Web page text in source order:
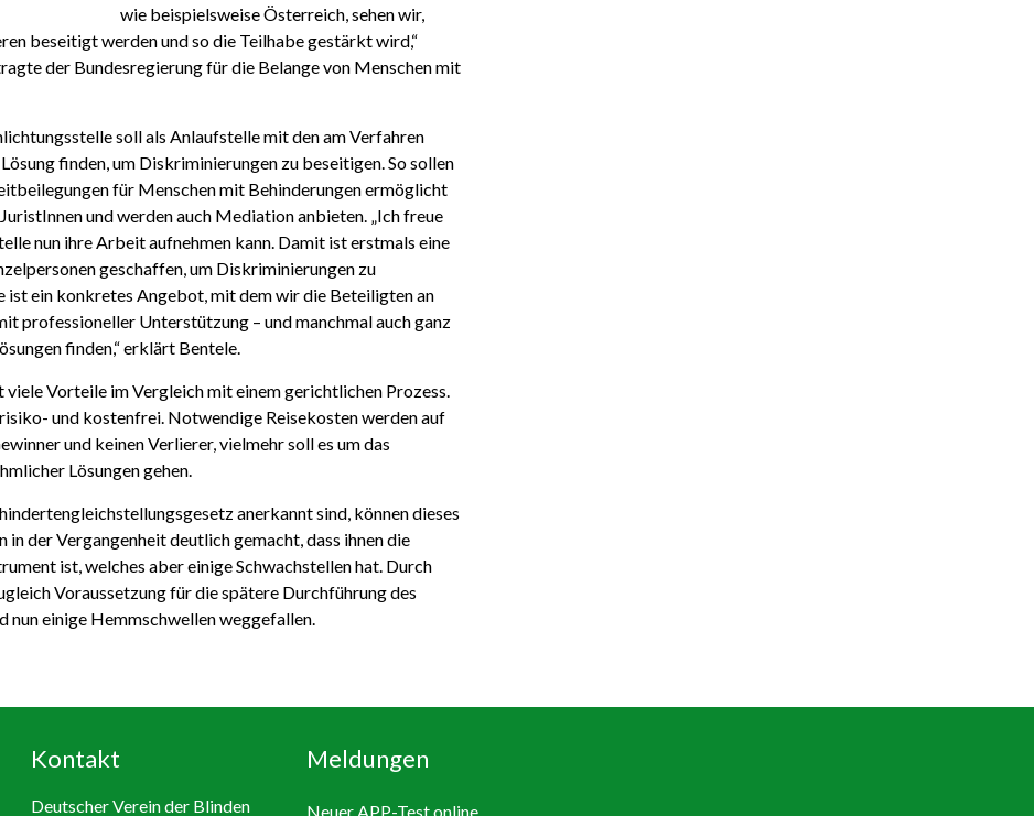
wie beispielsweise Österreich, sehen wir,
beseitigt werden und so die Teilhabe gestärkt wird,“
der Bundesregierung für die Belange von Menschen mit
soll als Anlaufstelle mit den am Verfahren
finden, um Diskriminierungen zu beseitigen. So sollen
für Menschen mit Behinderungen ermöglicht
und werden auch Mediation anbieten. „Ich freue
nun ihre Arbeit aufnehmen kann. Damit ist erstmals eine
geschaffen, um Diskriminierungen zu
ist ein konkretes Angebot, mit dem wir die Beteiligten an
professioneller Unterstützung – und manchmal auch ganz
finden,“ erklärt Bentele.
Vorteile im Vergleich mit einem gerichtlichen Prozess.
und kostenfrei. Notwendige Reisekosten werden auf
und keinen Verlierer, vielmehr soll es um das
Lösungen gehen.
anerkannt sind, können dieses
der Vergangenheit deutlich gemacht, dass ihnen die
ist, welches aber einige Schwachstellen hat. Durch
Voraussetzung für die spätere Durchführung des
nun einige Hemmschwellen weggefallen.
Kontakt
Deutscher Verein der Blinden
Meldungen
Neuer APP-Test online